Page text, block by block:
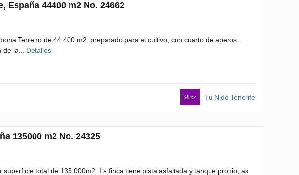
España 44400 m2 No. 24662
Terreno de 44.400 m2, preparado para el cultivo, con cuarto de aperos,
la... Detalles
Tu Nido Tenerife
135000 m2 No. 24325
total de 135.000m2. La finca tiene pista asfaltada y tanque propio, as